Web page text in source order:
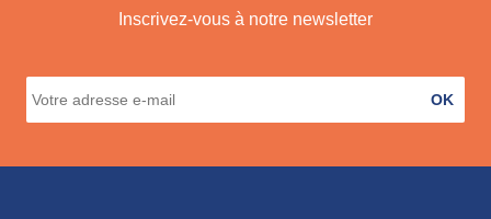
Inscrivez-vous à notre newsletter
OK